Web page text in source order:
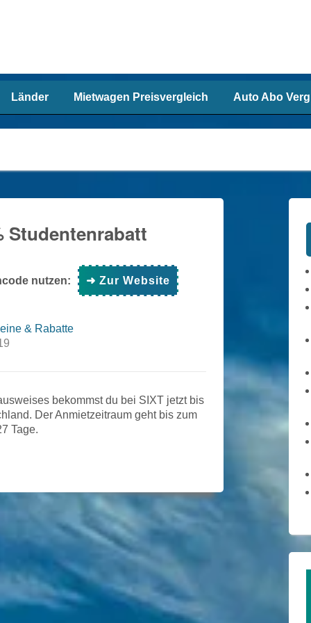
Länder Mietwagen Preisvergleich Auto Abo
Studentenrabatt
nutzen: ➜ Zur Website
& Rabatte
bekommst du bei SIXT jetzt bis
Der Anmietzeitraum geht bis zum
Tage.